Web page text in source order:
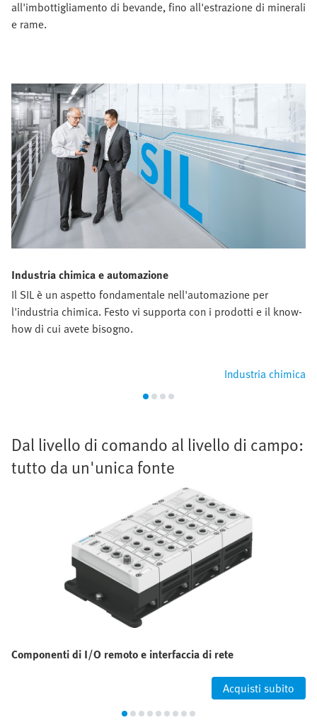
all'imbottigliamento di bevande, fino all'estrazione di minerali
e rame.
Industria chimica e automazione
Il SIL è un aspetto fondamentale nell'automazione per
l'industria chimica. Festo vi supporta con i prodotti e il know-
how di cui avete bisogno.
Industria chimica
Dal livello di comando al livello di campo:
tutto da un'unica fonte
Componenti di I/O remoto e interfaccia di rete
Acquisti subito